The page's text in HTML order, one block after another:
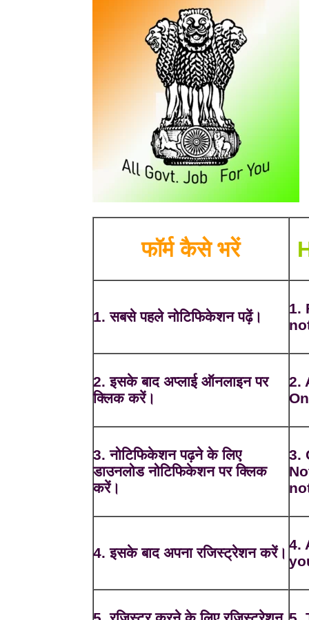
फॉर्म कैसे भरें
1. सबसे पहले नोटिफिकेशन पढ़ें।
1.
2. इसके बाद अप्लाई ऑनलाइन पर
क्लिक करें।
2.
3. नोटिफिकेशन पढ़ने के लिए
डाउनलोड नोटिफिकेशन पर क्लिक
करें।
3.
4. इसके बाद अपना रजिस्ट्रेशन करें।
4.